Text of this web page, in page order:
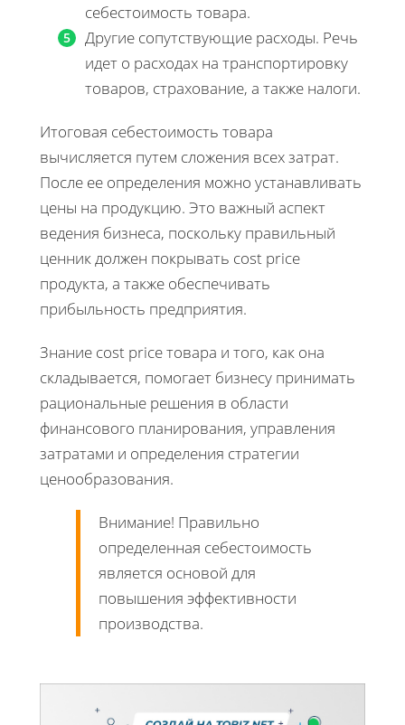
себестоимость товара.
Другие сопутствующие расходы. Речь
идет о расходах на транспортировку
товаров, страхование, а также налоги.
Итоговая себестоимость товара
вычисляется путем сложения всех затрат.
После ее определения можно устанавливать
цены на продукцию. Это важный аспект
ведения бизнеса, поскольку правильный
ценник должен покрывать cost price
продукта, а также обеспечивать
прибыльность предприятия.
Знание cost price товара и того, как она
складывается, помогает бизнесу принимать
рациональные решения в области
финансового планирования, управления
затратами и определения стратегии
ценообразования.
Внимание! Правильно
определенная себестоимость
является основой для
повышения эффективности
производства.